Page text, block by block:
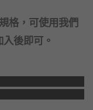
格，可使用我們
後即可。